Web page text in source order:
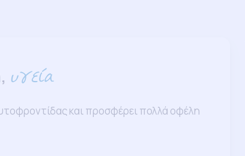
υγεία
και προσφέρει πολλά οφέλη